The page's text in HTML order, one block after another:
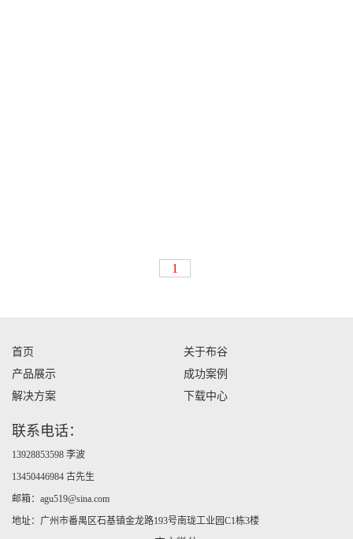
1
首页
关于布谷
产品展示
成功案例
解决方案
下载中心
联系电话：
13928853598 李波
13450446984 古先生
邮箱：agu519@sina.com
地址：广州市番禺区石基镇金龙路193号南珑工业园C1栋3楼